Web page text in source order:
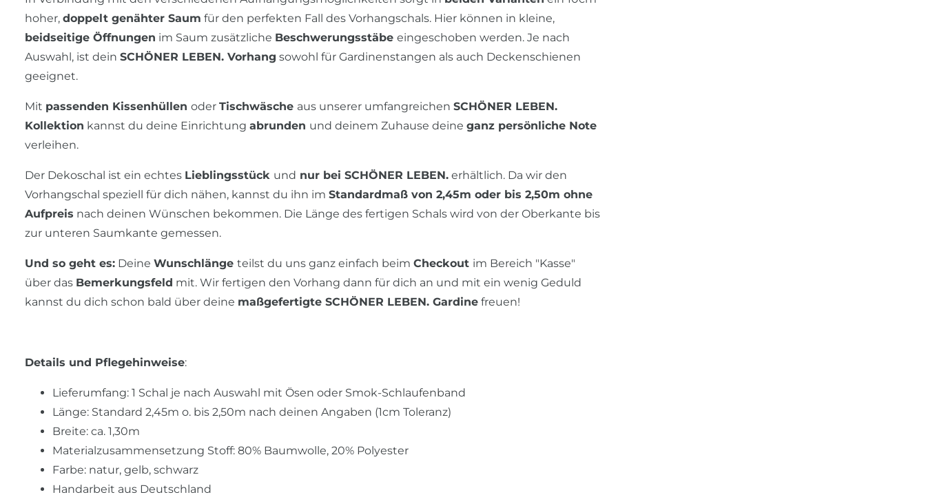
hoher, doppelt genähter Saum für den perfekten Fall des Vorhangschals. Hier können in kleine,
beidseitige Öffnungen im Saum zusätzliche Beschwerungsstäbe eingeschoben werden. Je nach
Auswahl, ist dein SCHÖNER LEBEN. Vorhang sowohl für Gardinenstangen als auch Deckenschienen
geeignet.
Mit passenden Kissenhüllen oder Tischwäsche aus unserer umfangreichen SCHÖNER LEBEN.
Kollektion kannst du deine Einrichtung abrunden und deinem Zuhause deine ganz persönliche Note
verleihen.
Der Dekoschal ist ein echtes Lieblingsstück und nur bei SCHÖNER LEBEN. erhältlich. Da wir den
Vorhangschal speziell für dich nähen, kannst du ihn im Standardmaß von 2,45m oder bis 2,50m ohne
Aufpreis nach deinen Wünschen bekommen. Die Länge des fertigen Schals wird von der Oberkante bis
zur unteren Saumkante gemessen.
Und so geht es: Deine Wunschlänge teilst du uns ganz einfach beim Checkout im Bereich "Kasse"
über das Bemerkungsfeld mit. Wir fertigen den Vorhang dann für dich an und mit ein wenig Geduld
kannst du dich schon bald über deine maßgefertigte SCHÖNER LEBEN. Gardine freuen!
Details und Pflegehinweise:
Lieferumfang: 1 Schal je nach Auswahl mit Ösen oder Smok-Schlaufenband
Länge: Standard 2,45m o. bis 2,50m nach deinen Angaben (1cm Toleranz)
Breite: ca. 1,30m
Materialzusammensetzung Stoff: 80% Baumwolle, 20% Polyester
Farbe: natur, gelb, schwarz
Handarbeit aus Deutschland